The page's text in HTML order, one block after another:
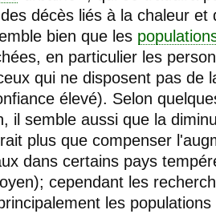
décès liés à la chaleur et
bien que les
en particulier les
qui ne disposent pas de
élevé). Selon
il semble aussi que la
plus que compenser
dans certains pays
cependant les
les populations